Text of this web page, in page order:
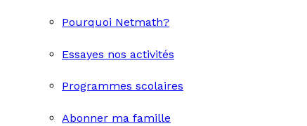
Pourquoi Netmath?
Essayes nos activités
Programmes scolaires
Abonner ma famille